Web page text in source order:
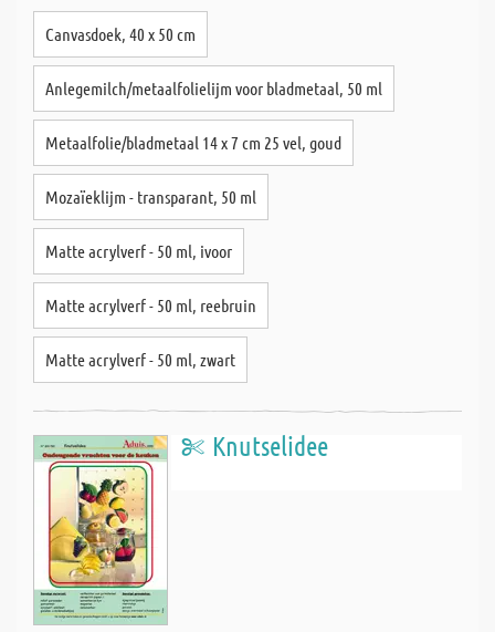
Canvasdoek, 40 x 50 cm
Anlegemilch/metaalfolielijm voor bladmetaal, 50 ml
Metaalfolie/bladmetaal 14 x 7 cm 25 vel, goud
Mozaïeklijm - transparant, 50 ml
Matte acrylverf - 50 ml, ivoor
Matte acrylverf - 50 ml, reebruin
Matte acrylverf - 50 ml, zwart
Knutselidee